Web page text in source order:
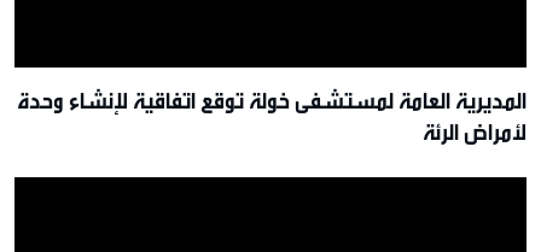
المديرية العامة لمستشفى خولة توقع اتفاقية لإنشاء وحدة
لأمراض الرئة